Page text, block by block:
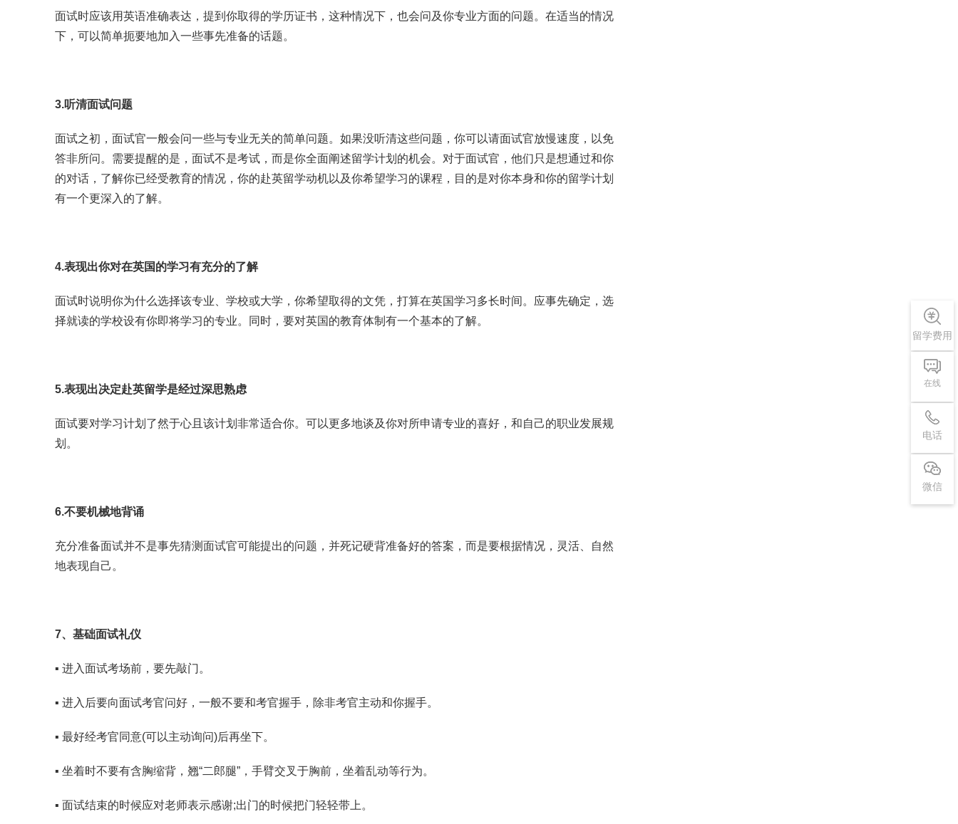
留学费用
在线
电话
微信
面试时应该用英语准确表达，提到你取得的学历证书，这种情况下，也会问及你专业方面的问题。在适当的情况
下，可以简单扼要地加入一些事先准备的话题。
3.听清面试问题
面试之初，面试官一般会问一些与专业无关的简单问题。如果没听清这些问题，你可以请面试官放慢速度，以免
答非所问。需要提醒的是，面试不是考试，而是你全面阐述留学计划的机会。对于面试官，他们只是想通过和你
的对话，了解你已经受教育的情况，你的赴英留学动机以及你希望学习的课程，目的是对你本身和你的留学计划
有一个更深入的了解。
4.表现出你对在英国的学习有充分的了解
面试时说明你为什么选择该专业、学校或大学，你希望取得的文凭，打算在英国学习多长时间。应事先确定，选
择就读的学校设有你即将学习的专业。同时，要对英国的教育体制有一个基本的了解。
5.表现出决定赴英留学是经过深思熟虑
面试要对学习计划了然于心且该计划非常适合你。可以更多地谈及你对所申请专业的喜好，和自己的职业发展规
划。
6.不要机械地背诵
充分准备面试并不是事先猜测面试官可能提出的问题，并死记硬背准备好的答案，而是要根据情况，灵活、自然
地表现自己。
7、基础面试礼仪
▪ 进入面试考场前，要先敲门。
▪ 进入后要向面试考官问好，一般不要和考官握手，除非考官主动和你握手。
▪ 最好经考官同意(可以主动询问)后再坐下。
▪ 坐着时不要有含胸缩背，翘“二郎腿”，手臂交叉于胸前，坐着乱动等行为。
▪ 面试结束的时候应对老师表示感谢;出门的时候把门轻轻带上。